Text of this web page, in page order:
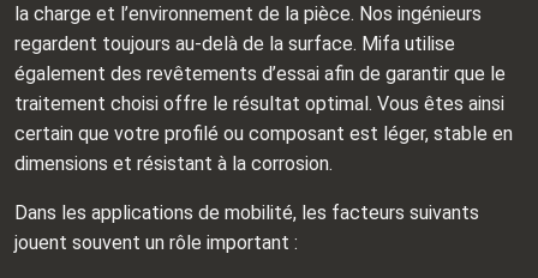
la charge et l’environnement de la pièce. Nos ingénieurs
regardent toujours au‑delà de la surface. Mifa utilise
également des revêtements d’essai afin de garantir que le
traitement choisi offre le résultat optimal. Vous êtes ainsi
certain que votre profilé ou composant est léger, stable en
dimensions et résistant à la corrosion.
Dans les applications de mobilité, les facteurs suivants
jouent souvent un rôle important :